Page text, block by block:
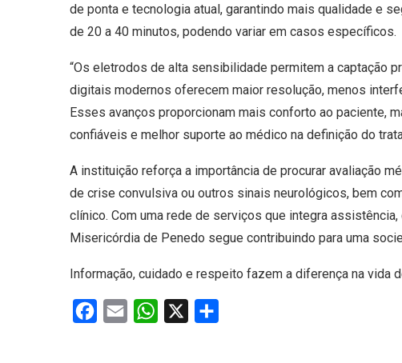
de ponta e tecnologia atual, garantindo mais qualidade e
de 20 a 40 minutos, podendo variar em casos específicos.
“Os eletrodos de alta sensibilidade permitem a captação
digitais modernos oferecem maior resolução, menos
Esses avanços proporcionam mais conforto ao paciente,
confiáveis e melhor suporte ao médico na definição do
A instituição reforça a importância de procurar avaliação
de crise convulsiva ou outros sinais neurológicos, bem
clínico. Com uma rede de serviços que integra
Misericórdia de Penedo segue contribuindo para uma
Informação, cuidado e respeito fazem a diferença na vida
Facebook
Email WhatsApp